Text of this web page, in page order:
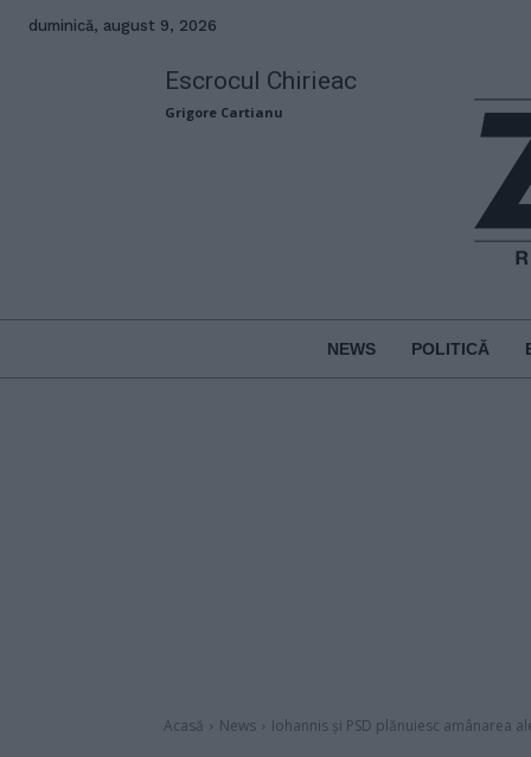
duminică, august 9, 2026
Escrocul Chirieac
Grigore Cartianu
NEWS POLITICĂ
Acasă News Iohannis și PSD plănuiesc amânarea